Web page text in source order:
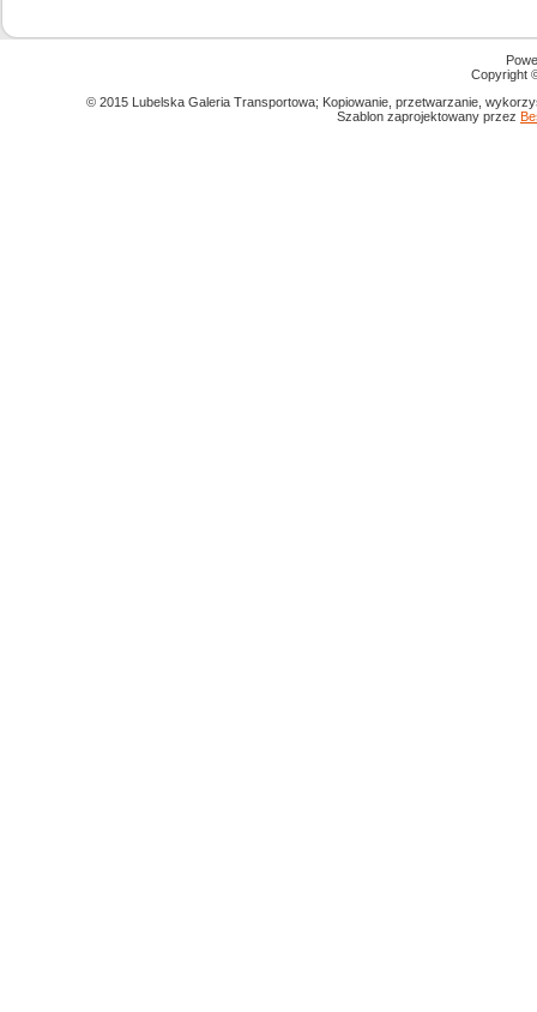
Copyright
© 2015 Lubelska Galeria Transportowa; Kopiowanie, przetwarzanie,
Szablon zaprojektowany przez